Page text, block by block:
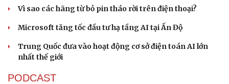
Vì sao các hãng từ bỏ pin tháo rời trên điện thoại?
Microsoft tăng tốc đầu tư hạ tầng AI tại Ấn Độ
Trung Quốc đưa vào hoạt động cơ sở điện toán AI lớn
nhất thế giới
PODCAST